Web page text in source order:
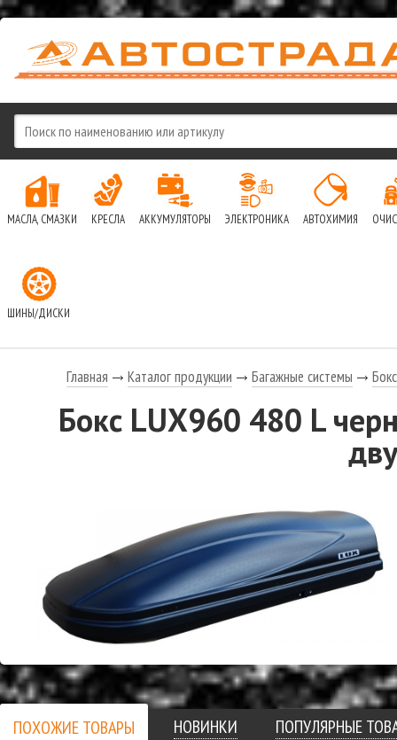
МАСЛА, СМАЗКИ КРЕСЛА АККУМУЛЯТОРЫ ЭЛЕКТРОНИКА АВТОХИМИЯ
ШИНЫ/ДИСКИ
Главная Каталог продукции Багажные системы
Бокс LUX960 480 L
ПОХОЖИЕ ТОВАРЫ НОВИНКИ ПОПУЛЯРНЫЕ